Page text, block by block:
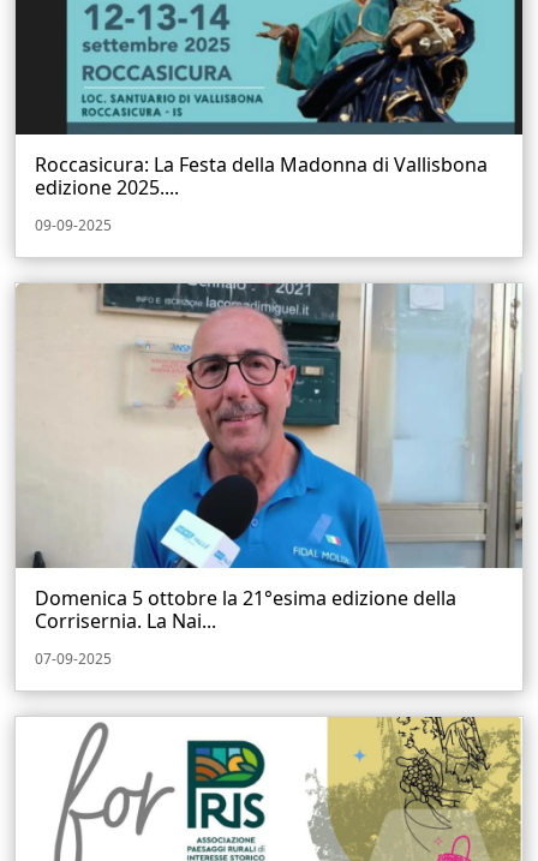
Roccasicura: La Festa della Madonna di Vallisbona
edizione 2025....
09-09-2025
Domenica 5 ottobre la 21°esima edizione della
Corrisernia. La Nai...
07-09-2025